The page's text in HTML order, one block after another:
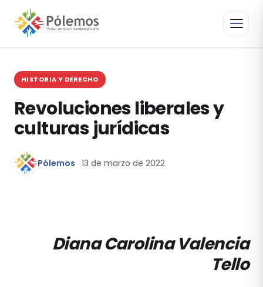
HISTORIA Y DERECHO
Revoluciones liberales y
culturas jurídicas
Pólemos 13 de marzo de 2022
Diana Carolina Valencia
Tello